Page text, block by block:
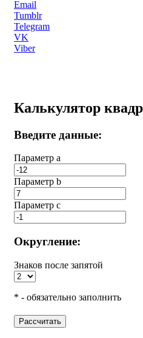
Email
Tumblr
Telegram
VK
Viber
Калькулятор
Введите данные:
Параметр a
Параметр b
Параметр с
Округление:
Знаков после запятой
* - обязательно заполнить
Рассчитать